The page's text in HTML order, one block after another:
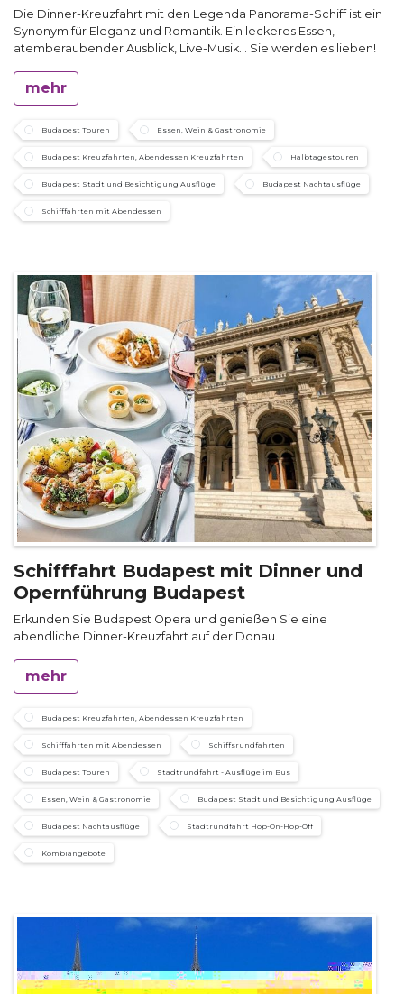
Die Dinner-Kreuzfahrt mit den Legenda Panorama-Schiff ist ein
Synonym für Eleganz und Romantik. Ein leckeres Essen,
atemberaubender Ausblick, Live-Musik… Sie werden es lieben!
mehr
Budapest Touren Essen, Wein & Gastronomie
Budapest Kreuzfahrten, Abendessen Kreuzfahrten Halbtagestouren
Budapest Stadt und Besichtigung Ausflüge Budapest Nachtausflüge
Schifffahrten mit Abendessen
Schifffahrt Budapest mit Dinner und
Opernführung Budapest
Erkunden Sie Budapest Opera und genießen Sie eine
abendliche Dinner-Kreuzfahrt auf der Donau.
mehr
Budapest Kreuzfahrten, Abendessen Kreuzfahrten
Schifffahrten mit Abendessen Schiffsrundfahrten
Budapest Touren Stadtrundfahrt - Ausflüge im Bus
Essen, Wein & Gastronomie Budapest Stadt und Besichtigung Ausflüge
Budapest Nachtausflüge Stadtrundfahrt Hop-On-Hop-Off
Kombiangebote